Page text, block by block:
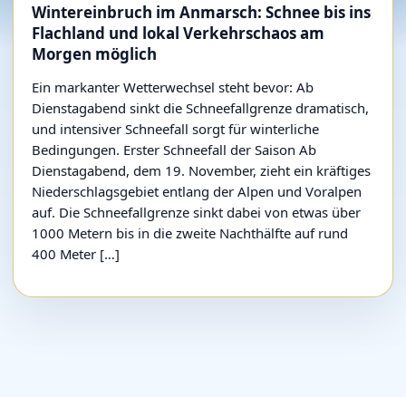
Wintereinbruch im Anmarsch: Schnee bis ins
Flachland und lokal Verkehrschaos am
Morgen möglich
Ein markanter Wetterwechsel steht bevor: Ab
Dienstagabend sinkt die Schneefallgrenze dramatisch,
und intensiver Schneefall sorgt für winterliche
Bedingungen. Erster Schneefall der Saison Ab
Dienstagabend, dem 19. November, zieht ein kräftiges
Niederschlagsgebiet entlang der Alpen und Voralpen
auf. Die Schneefallgrenze sinkt dabei von etwas über
1000 Metern bis in die zweite Nachthälfte auf rund
400 Meter […]